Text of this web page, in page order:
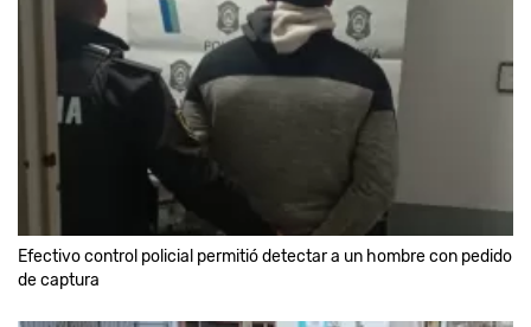
Efectivo control policial permitió detectar a un hombre con pedido
de captura